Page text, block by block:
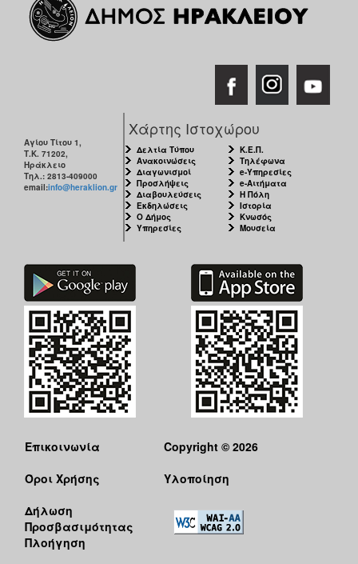
Αγίου Τίτου 1,
Τ.Κ. 71202,
Ηράκλειο
Τηλ.: 2813-409000
email:info@heraklion.gr
Χάρτης Ιστοχώρου
Δελτία Τύπου
Ανακοινώσεις
Διαγωνισμοί
Προσλήψεις
Διαβουλεύσεις
Εκδηλώσεις
Ο Δήμος
Υπηρεσίες
Κ.Ε.Π.
Τηλέφωνα
e-Υπηρεσίες
e-Αιτήματα
Η Πόλη
Ιστορία
Κνωσός
Μουσεία
Επικοινωνία
Όροι Χρήσης
Δήλωση
Προσβασιμότητας
Πλοήγηση
Copyright © 2026
Υλοποίηση